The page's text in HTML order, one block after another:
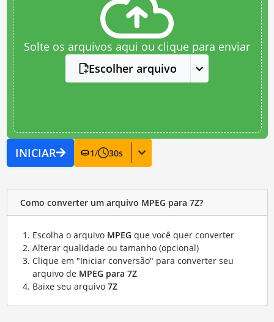
Solte os arquivos aqui ou clique para enviar
Escolher arquivo
INICIAR 1/ 30s
Como converter um arquivo MPEG para 7Z?
Escolha o arquivo MPEG que você quer converter
Alterar qualidade ou tamanho (opcional)
Clique em "Iniciar conversão" para converter seu
arquivo de MPEG para 7Z
Baixe seu arquivo 7Z